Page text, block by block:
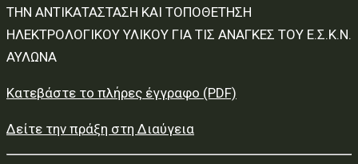
ΤΗΝ ΑΝΤΙΚΑΤΑΣΤΑΣΗ ΚΑΙ ΤΟΠΟΘΕΤΗΣΗ
ΗΛΕΚΤΡΟΛΟΓΙΚΟΥ ΥΛΙΚΟΥ ΓΙΑ ΤΙΣ ΑΝΑΓΚΕΣ ΤΟΥ Ε.Σ.Κ.Ν.
ΑΥΛΩΝΑ
Κατεβάστε το πλήρες έγγραφο (PDF)
Δείτε την πράξη στη Διαύγεια